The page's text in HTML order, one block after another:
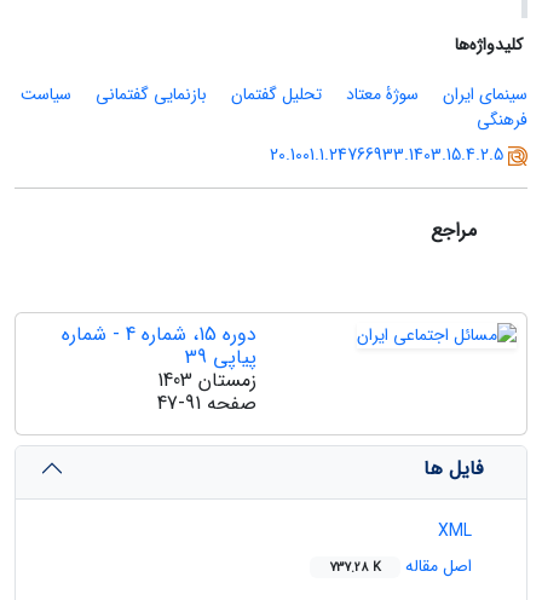
کلیدواژه‌ها
سینمای ایران
سوژۀ معتاد تحلیل گفتمان بازنمایی گفتمانی
سیاست
فرهنگی
20.1001.1.24766933.1403.15.4.2.5
مراجع
دوره 15، شماره 4 - شماره
پیاپی 39
زمستان 1403
صفحه 47-91
فایل ها
XML
اصل مقاله
737.28 K